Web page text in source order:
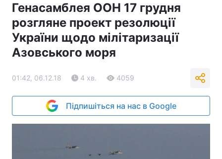
Генасамблея ООН 17 грудня
розгляне проект резолюції
України щодо мілітаризації
Азовського моря
01:42, 06.12.18 4 хв. 4059
Підпишіться на нас в Google